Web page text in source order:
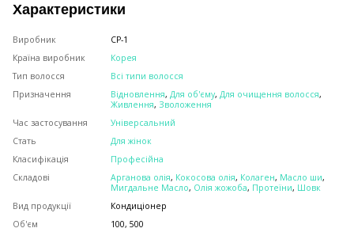
Характеристики
Виробник
CP-1
Країна виробник
Корея
Тип волосся
Всі типи волосся
Призначення
Відновлення, Для об'єму, Для очищення волосся,
Живлення, Зволоження
Час застосування
Універсальний
Стать
Для жінок
Класифікація
Професійна
Складові
Арганова олія, Кокосова олія, Колаген, Масло ши,
Мигдальне Масло, Олія жожоба, Протеїни, Шовк
Вид продукції
Кондиціонер
Об'єм
100, 500